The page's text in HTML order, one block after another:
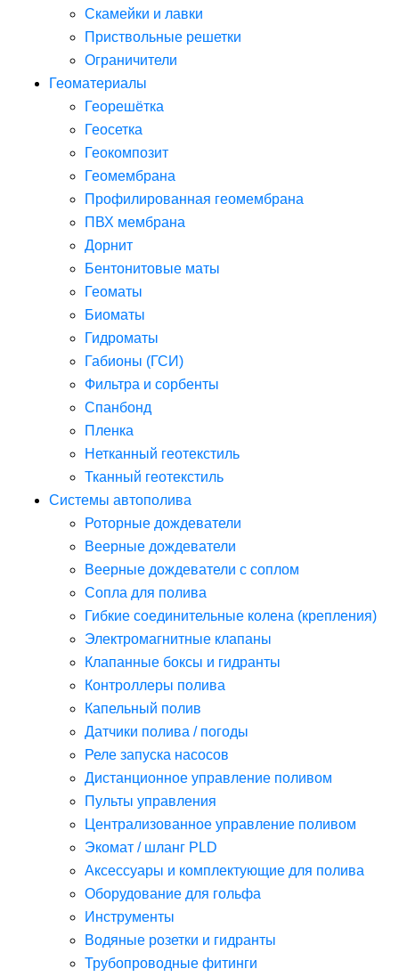
Скамейки и лавки
Приствольные решетки
Ограничители
Геоматериалы
Георешётка
Геосетка
Геокомпозит
Геомембрана
Профилированная геомембрана
ПВХ мембрана
Дорнит
Бентонитовые маты
Геоматы
Биоматы
Гидроматы
Габионы (ГСИ)
Фильтра и сорбенты
Спанбонд
Пленка
Нетканный геотекстиль
Тканный геотекстиль
Системы автополива
Роторные дождеватели
Веерные дождеватели
Веерные дождеватели с соплом
Сопла для полива
Гибкие соединительные колена (крепления)
Электромагнитные клапаны
Клапанные боксы и гидранты
Контроллеры полива
Капельный полив
Датчики полива / погоды
Реле запуска насосов
Дистанционное управление поливом
Пульты управления
Централизованное управление поливом
Экомат / шланг PLD
Аксессуары и комплектующие для полива
Оборудование для гольфа
Инструменты
Водяные розетки и гидранты
Трубопроводные фитинги